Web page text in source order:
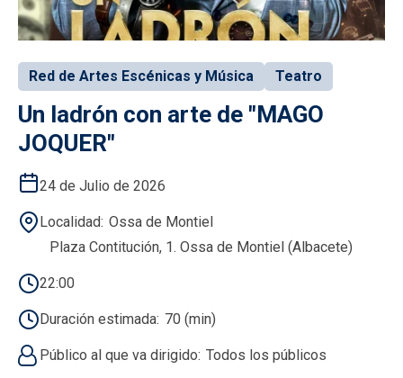
Red de Artes Escénicas y Música Teatro
Un ladrón con arte de "MAGO
JOQUER"
24 de Julio de 2026
Localidad Ossa de Montiel
Plaza Contitución, 1. Ossa de Montiel (Albacete)
22:00
Duración estimada 70 (min)
Público al que va dirigido Todos los públicos